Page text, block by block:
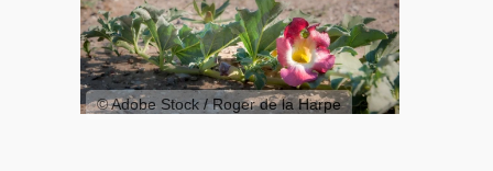
© Adobe Stock / Roger de la Harpe